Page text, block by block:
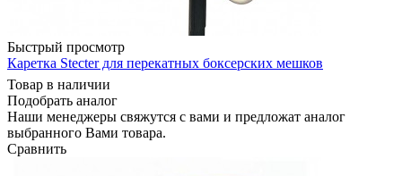
Быстрый просмотр
Каретка Stecter для перекатных боксерских мешков
Товар в наличии
Подобрать аналог
Наши менеджеры свяжутся с вами и предложат аналог
выбранного Вами товара.
Сравнить